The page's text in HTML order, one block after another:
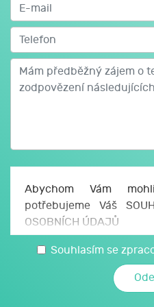
Abychom Vám
potřebujeme Váš
OSOBNÍCH ÚDAJŮ
Uděluji JCMM, z. s. p.
00 Brno, IČO: 750 64
zpracováním svých
Souhlasím se